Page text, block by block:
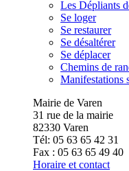
Les Dépliants
Se loger
Se restaurer
Se désaltérer
Se déplacer
Chemins de
Manifestations
Mairie de Varen
31 rue de la mairie
82330 Varen
Tél: 05 63 65 42 31
Fax : 05 63 65 49 40
Horaire et contact